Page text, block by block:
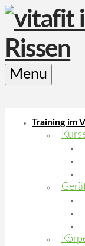
Menu
Training im